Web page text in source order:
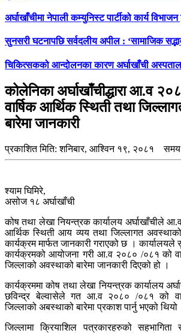
अर्घाखाँचीमा नेपाली कम्युनिस्ट पार्टीको कार्य
सुनसरी घटनापछि सर्वदलीय अपील : ‘सामाजिक
चिकित्सकको आन्दोलनका कारण अर्घाखाँची
कोलेनिका अर्घाखाँचीद्धारा आ.व
वार्षिक आर्थिक स्थिती तथा
बारेमा जानकारी
प्रकाशित मिति:शनिबार, आश्विन १९, २०८१
श्याम घिमिरे,
असोज १८ अर्घाखाँची
कोष तथा लेखा नियन्त्रक कार्यालय अर्घाखाँचीले
आर्थिक स्थिती आय व्यय तथा जिल्लागत अवस्थाको
कार्यक्रम मार्फत जानकारी गराएको छ ।
कार्यक्रमको आयोजना गरी आ.व २०८० /०८१ को
जिल्लाको अवस्थाको बारेमा जानकारी दिएको हो ।
कार्यक्रममा कोष तथा लेखा नियन्त्रक कार्यालय
छविन्द्र बेल्वासेले गत आ.व २०८० /०८१ को
जिल्लाको अबस्थाको बारेमा प्रकाश पार्नु भएको थियो
जिल्लामा क्रियाशिल पत्रकारहरुको सहभागिता